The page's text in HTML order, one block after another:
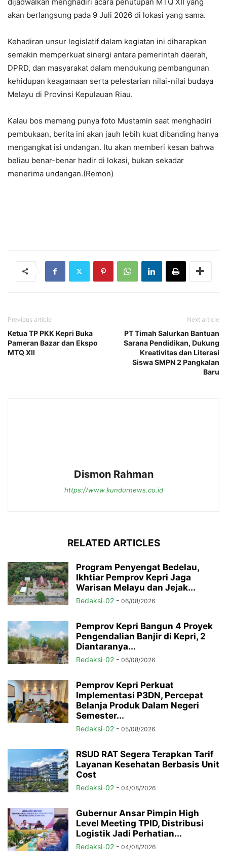
akan berlangsung pada 9 Juli 2026 di lokasi yang sama.
Kehadiran unsur legislatif dalam kegiatan ini diharapkan
semakin memperkuat sinergi antara pemerintah daerah,
DPRD, dan masyarakat dalam mendukung pembangunan
kehidupan keagamaan serta pelestarian nilai-nilai budaya
Melayu di Provinsi Kepulauan Riau.
Kalau bos memang punya foto Mustamin saat menghadiri
pembukaan, berita ini akan jauh lebih kuat dibanding hanya
mengangkat isi undangan. Itu akan memberi kesan bahwa
beliau benar-benar hadir di lokasi, bukan sekadar
menerima undangan.(Remon)
Previous article
Ketua TP PKK Kepri Buka
Pameran Bazar dan Ekspo
MTQ XII
Next article
PT Timah Salurkan Bantuan
Sarana Pendidikan, Dukung
Kreativitas dan Literasi
Siswa SMPN 2 Pangkalan
Baru
Dismon Rahman
https://www.kundurnews.co.id
RELATED ARTICLES
Program Penyengat Bedelau,
Ikhtiar Pemprov Kepri Jaga
Warisan Melayu dan Jejak...
Redaksi-02 - 06/08/2026
Pemprov Kepri Bangun 4 Proyek
Pengendalian Banjir di Kepri, 2
Diantaranya...
Redaksi-02 - 06/08/2026
Pemprov Kepri Perkuat
Implementasi P3DN, Percepat
Belanja Produk Dalam Negeri
Semester...
Redaksi-02 - 05/08/2026
RSUD RAT Segera Terapkan Tarif
Layanan Kesehatan Berbasis Unit
Cost
Redaksi-02 - 04/08/2026
Gubernur Ansar Pimpin High
Level Meeting TPID, Distribusi
Logistik Jadi Perhatian...
Redaksi-02 - 04/08/2026